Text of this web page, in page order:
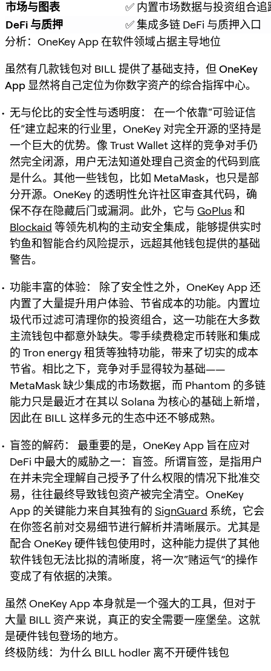
市场与图表
✅ 内置市场数据与投资组合追
DeFi 与质押
✅ 集成多链 DeFi 与质押入口
分析：OneKey App 在软件领域占据主导地位
虽然有几款钱包对 BILL 提供了基础支持，但 OneKey
App 显然将自己定位为你数字资产的综合指挥中心。
无与伦比的安全性与透明度：
在一个依靠“可验证信
任”建立起来的行业里，OneKey 对完全开源的坚持是
一个巨大的优势。像 Trust Wallet 这样的竞争对手仍
然完全闭源，用户无法知道处理自己资金的代码到底
是什么。其他一些钱包，比如 MetaMask，也只是部
分开源。OneKey 的透明性允许社区审查其代码，确
保不存在隐藏后门或漏洞。此外，它与 GoPlus和
Blockaid 等领先机构的主动安全集成，能够提供实时
钓鱼和智能合约风险提示，远超其他钱包提供的基础
警告。
功能丰富的体验：
除了安全性之外，OneKey App 还
内置了大量提升用户体验、节省成本的功能。内置垃
圾代币过滤可清理你的投资组合，这一功能在大多数
主流钱包中都意外缺失。零手续费稳定币转账和集成
的 Tron energy 租赁等独特功能，带来了切实的成本
节省。相比之下，竞争对手显得较为基础——
MetaMask 缺少集成的市场数据，而 Phantom 的多链
能力只是最近才在其以 Solana 为核心的基础上新增，
因此在 BILL 这样多元的生态中还不够成熟。
盲签的解药：
最重要的是，OneKey App 旨在应对
DeFi 中最大的威胁之一：盲签。所谓盲签，是指用户
在并未完全理解自己授予了什么权限的情况下批准交
易，往往最终导致钱包资产被完全清空。OneKey
App 的关键能力来自其独有的 SignGuard 系统，它会
在你签名前对交易细节进行解析并清晰展示。尤其是
配合 OneKey 硬件钱包使用时，这种能力提供了其他
软件钱包无法比拟的清晰度，将一次“赌运气”的操作
变成了有依据的决策。
虽然 OneKey App 本身就是一个强大的工具，但对于
大量 BILL 资产来说，真正的安全需要一座堡垒。这就
是硬件钱包登场的地方。
终极防线：为什么 BILL hodler 离不开硬件钱包